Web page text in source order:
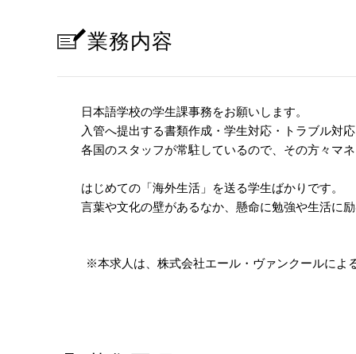
業務内容
日本語学校の学生課事務をお願いします。
入管へ提出する書類作成・学生対応・トラブル対
各国のスタッフが常駐しているので、その方々マ
はじめての「海外生活」を送る学生ばかりです。
言葉や文化の壁があるなか、懸命に勉強や生活に
※本求人は、株式会社エール・ヴァンクールによ